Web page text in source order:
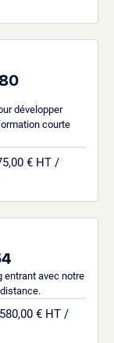
développer
courte
€ HT /
entrant avec notre
€ HT /